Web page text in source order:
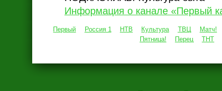
Информация о канале «Первый
Первый Россия 1 НТВ Культура ТВЦ
Матч!
Пятница!
Перец ТНТ